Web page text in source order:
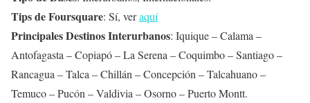
Tips de Foursquare: Sí, veraquí
Principales Destinos Interurbanos: Iquique – Calama –
Antofagasta – Copiapó – La Serena – Coquimbo – Santiago –
Rancagua – Talca – Chillán – Concepción – Talcahuano –
Temuco – Pucón – Valdivia – Osorno – Puerto Montt.